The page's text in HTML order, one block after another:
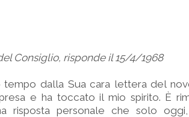
Consiglio, risponde il 15/4/1968
tempo dalla Sua cara lettera del
e ha toccato il mio spirito. È
risposta personale che solo oggi,